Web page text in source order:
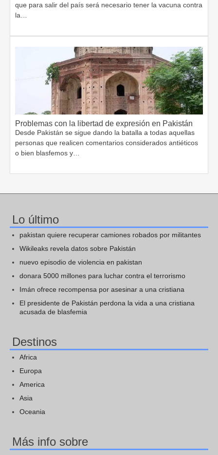
que para salir del país será necesario tener la vacuna contra
la…
Problemas con la libertad de expresión en Pakistán
Desde Pakistán se sigue dando la batalla a todas aquellas
personas que realicen comentarios considerados antiéticos
o bien blasfemos y…
Lo último
pakistan quiere recuperar camiones robados por militantes
Wikileaks revela datos sobre Pakistán
nuevo episodio de violencia en pakistan
donara 5000 millones para luchar contra el terrorismo
Imán ofrece recompensa por asesinar a una cristiana
El presidente de Pakistán perdona la vida a una cristiana
acusada de blasfemia
Destinos
Africa
Europa
America
Asia
Oceania
Más info sobre